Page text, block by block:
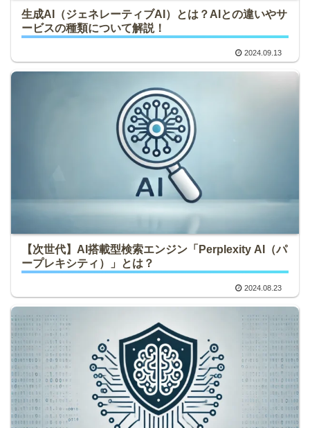
生成AI（ジェネレーティブAI）とは？AIとの違いやサ
ービスの種類について解説！
2024.09.13
【次世代】AI搭載型検索エンジン「Perplexity AI（パ
ープレキシティ）」とは？
2024.08.23